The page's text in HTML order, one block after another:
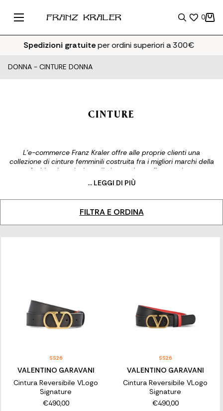
0
Spedizioni gratuiteper ordini superiori a 300€
DONNA - CINTURE DONNA
CINTURE
L’e-commerce Franz Kraler offre alle proprie clienti una
collezione di cinture femminili costruita fra i migliori marchi della
scena fashion. La selezione di cinture donna firmate si compone
di pezzi unici ed esclusivi, realizzati in materiali di prima qualità.
La proposta Franz Kraler di cinture donna di marca è creata per
la donna che vuole arricchire ogni outfit ed esprimere al meglio
donna online su franzkraler.com e vivi l'esperienza dell'acquisto
di cinture di lusso comodamente da casa tua. Trova la cintura
... LEGGI DI PIÙ
FILTRA E ORDINA
SS26
VALENTINO GARAVANI
Cintura Reversibile VLogo
Signature
€490,00
SS26
VALENTINO GARAVANI
Cintura Reversibile VLogo
Signature
€490,00